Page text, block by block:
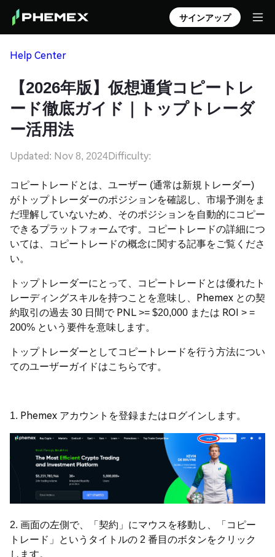
サインアップ
Help Center
【2026年版】仮想通貨コピートレ
ード徹底ガイド｜トップトレーダ
ー活用法
Updated: Nov 8, 2024Difficulty:
コピートレードとは、ユーザー (通常は新規トレーダー)
がトップトレーダーのポジションを確認し、市場予測をま
だ理解していないため、そのポジションを自動的にコピー
できるプラットフォームです。コピートレードの詳細につ
いては、コピートレードの概念に関する記事をご覧くださ
い。
トップトレーダーにとって、コピートレードとは優れたト
レーディングスキルを持つことを意味し、Phemex との契
約取引の過去 30 日間で PNL >= $20,000 または ROI > =
200% という要件を意味します。
トップトレーダーとしてコピートレードを行う方法につい
てのユーザーガイドはこちらです。
1. Phemex アカウントを登録またはログインします。
2. 画面の左側で、「契約」にマウスを移動し、「コピー
トレード」というタイトルの 2 番目のボタンをクリック
します。